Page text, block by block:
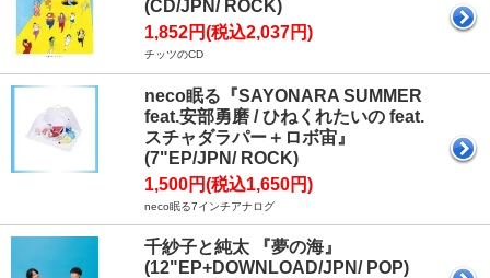
(CD/JPN/ ROCK)
1,852円(税込2,037円)
チッツのCD
neco眠る『SAYONARA SUMMER
feat.安部勇磨 / ひねくれたいの feat.
スチャダラパー＋ロボ宙』
(7"EP/JPN/ ROCK)
1,500円(税込1,650円)
neco眠る7インチアナログ
千紗子と純太 『夢の海』
(12"EP+DOWNLOAD/JPN/ POP)